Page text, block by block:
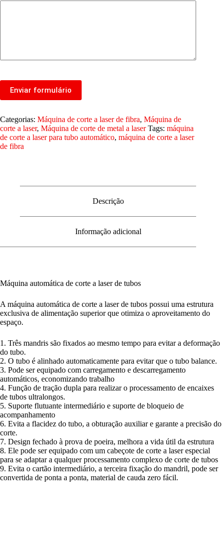
Enviar formulário
Categorias: Máquina de corte a laser de fibra, Máquina de
corte a laser, Máquina de corte de metal a laser Tags: máquina
de corte a laser para tubo automático, máquina de corte a laser
de fibra
Descrição
Informação adicional
Máquina automática de corte a laser de tubos
A máquina automática de corte a laser de tubos possui uma estrutura
exclusiva de alimentação superior que otimiza o aproveitamento do
espaço.
1. Três mandris são fixados ao mesmo tempo para evitar a deformação
do tubo.
2. O tubo é alinhado automaticamente para evitar que o tubo balance.
3. Pode ser equipado com carregamento e descarregamento
automáticos, economizando trabalho
4. Função de tração dupla para realizar o processamento de encaixes
de tubos ultralongos.
5. Suporte flutuante intermediário e suporte de bloqueio de
acompanhamento
6. Evita a flacidez do tubo, a obturação auxiliar e garante a precisão do
corte.
7. Design fechado à prova de poeira, melhora a vida útil da estrutura
8. Ele pode ser equipado com um cabeçote de corte a laser especial
para se adaptar a qualquer processamento complexo de corte de tubos
9. Evita o cartão intermediário, a terceira fixação do mandril, pode ser
convertida de ponta a ponta, material de cauda zero fácil.